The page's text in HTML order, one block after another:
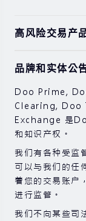
高风险交易产
券，期货，差价
过去的投资表现
在与我们进行任
金融工具进行交
险，则应寻求独
品牌和实体公
Doo Prime,
Clearing, Doo
Exchange 是
和知识产权。
我们有各种受监
可以与我们的任
着您的交易账户
进行监管。
我们不向某些司